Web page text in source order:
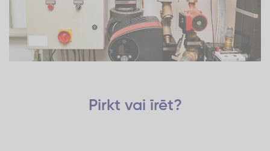
Pirkt vai īrēt?